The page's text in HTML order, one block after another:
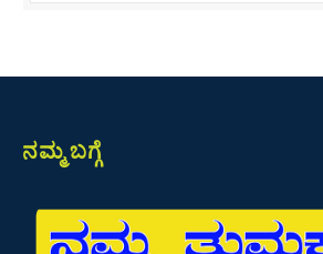
ನಮ್ಮ ಬಗ್ಗೆ